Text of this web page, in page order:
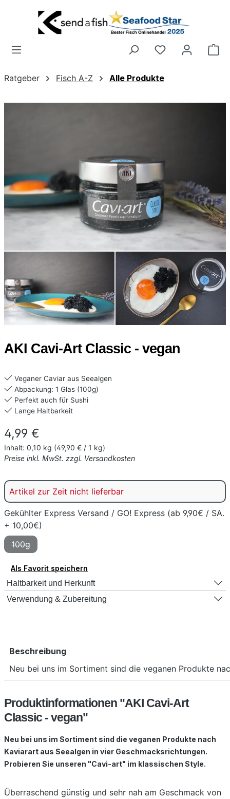
Zum Hauptinhalt springen
Ratgeber Fisch A-Z Alle Produkte
AKI Cavi-Art Classic - vegan
Veganer Caviar aus Seealgen
Abpackung: 1 Glas (100g)
Perfekt auch für Sushi
Lange Haltbarkeit
Regulärer Preis:
4,99 €
Inhalt: 0,10 kg (49,90 € / 1 kg)
Preise inkl. MwSt. zzgl. Versandkosten
Artikel zur Zeit nicht lieferbar
Gekühlter Express Versand / GO! Express (ab 9,90€ / SA.
+ 10,00€)
100g
(Diese Option ist zurzeit nicht verfügbar.)
Als Favorit speichern
Haltbarkeit und Herkunft
Verwendung & Zubereitung
Beschreibung
Neu bei uns im Sortiment sind die veganen Produkte
Produktinformationen "AKI Cavi-Art
Classic - vegan"
Neu bei uns im Sortiment sind die veganen Produkte nach
Kaviarart aus Seealgen in vier Geschmacksrichtungen.
Probieren Sie unseren "Cavi-art" im klassischen Style.
Überraschend günstig und sehr nah am Geschmack von